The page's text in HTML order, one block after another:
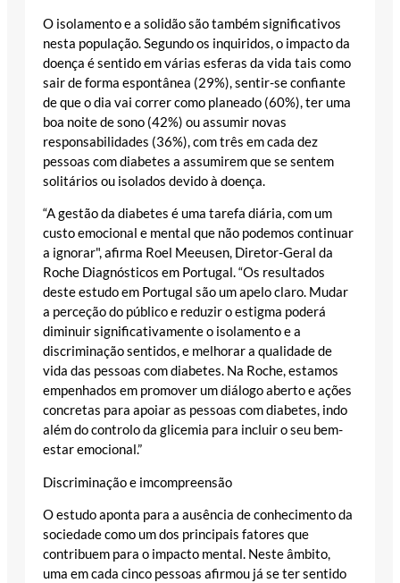
O isolamento e a solidão são também significativos
nesta população. Segundo os inquiridos, o impacto da
doença é sentido em várias esferas da vida tais como
sair de forma espontânea (29%), sentir-se confiante
de que o dia vai correr como planeado (60%), ter uma
boa noite de sono (42%) ou assumir novas
responsabilidades (36%), com três em cada dez
pessoas com diabetes a assumirem que se sentem
solitários ou isolados devido à doença.
“A gestão da diabetes é uma tarefa diária, com um
custo emocional e mental que não podemos continuar
a ignorar", afirma Roel Meeusen, Diretor-Geral da
Roche Diagnósticos em Portugal. “Os resultados
deste estudo em Portugal são um apelo claro. Mudar
a perceção do público e reduzir o estigma poderá
diminuir significativamente o isolamento e a
discriminação sentidos, e melhorar a qualidade de
vida das pessoas com diabetes. Na Roche, estamos
empenhados em promover um diálogo aberto e ações
concretas para apoiar as pessoas com diabetes, indo
além do controlo da glicemia para incluir o seu bem-
estar emocional.”
Discriminação e imcompreensão
O estudo aponta para a ausência de conhecimento da
sociedade como um dos principais fatores que
contribuem para o impacto mental. Neste âmbito,
uma em cada cinco pessoas afirmou já se ter sentido